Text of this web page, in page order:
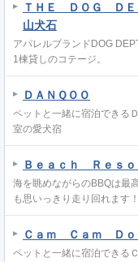
ＴＨＥ ＤＯＧ Ｄ
山犬石
アパレルブランドDOG
1棟貸しのコテージ。
ＤＡＮＱＯＯ
ペットと一緒に宿泊できる
室の愛犬宿
Ｂｅａｃｈ Ｒｅｓ
海を眺めながらのBBQは最
も思いっきり走り回れます！
Ｃａｍ Ｃａｍ Ｄ
ペットと一緒に宿泊でき